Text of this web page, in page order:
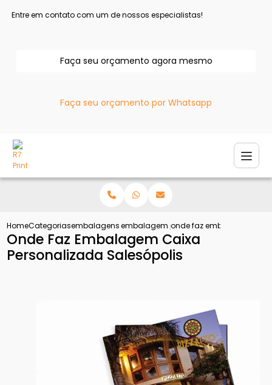
Entre em contato com um de nossos especialistas!
Faça seu orçamento agora mesmo
Faça seu orçamento por Whatsapp
HomeCategoriasembalagens personalizadas
embalagem personalizada para e
onde faz embalagem
Onde Faz Embalagem Caixa
Personalizada Salesópolis